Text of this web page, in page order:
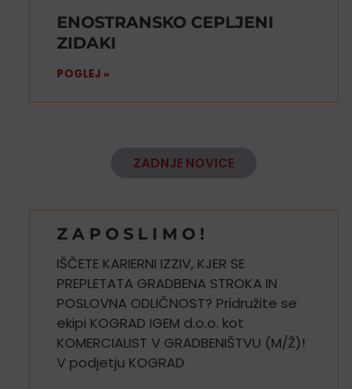
ENOSTRANSKO CEPLJENI
ZIDAKI
POGLEJ »
ZADNJE NOVICE
Z A P O S L I M O !
IŠČETE KARIERNI IZZIV, KJER SE
PREPLETATA GRADBENA STROKA IN
POSLOVNA ODLIČNOST? Pridružite se
ekipi KOGRAD IGEM d.o.o. kot
KOMERCIALIST V GRADBENIŠTVU (M/Ž)!
V podjetju KOGRAD